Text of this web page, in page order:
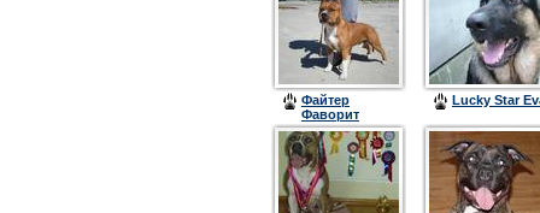
Файтер
Фаворит
(Порш)
Lucky Star